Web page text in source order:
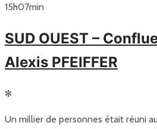
15h07min
SUD OUEST –
Alexis PFEIFFER
✻
Un millier de personnes était réuni